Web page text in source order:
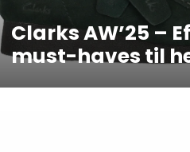
Clarks AW’25 –
must-haves til